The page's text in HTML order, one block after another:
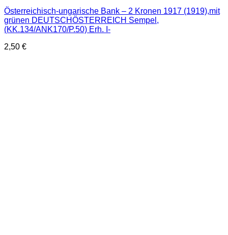
Österreichisch-ungarische Bank – 2 Kronen 1917 (1919),mit
grünen DEUTSCHÖSTERREICH Sempel,
(KK.134/ANK170/P.50) Erh. I-
2,50 €